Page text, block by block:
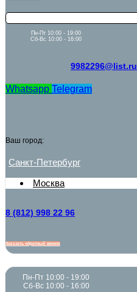
Пн-Пт 10:00 - 19:00
Сб-Вс 10:00 - 16:00
9982296@list.ru
Whatsapp Telegram
Ваш город:
Санкт-Петербург
Москва
8 (812) 998 22 96
Заказать обратный звонок
Пн-Пт 10:00 - 19:00
Сб-Вс 10:00 - 16:00